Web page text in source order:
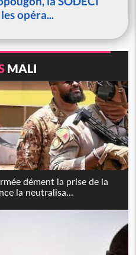
opéra...
MALI
dément la prise de la
la neutralisa...